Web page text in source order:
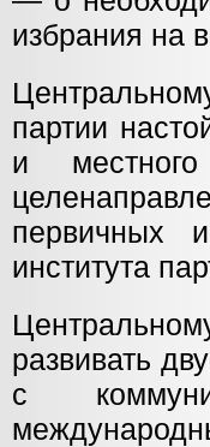
избрания на
партии
и
первичных
института
развивать
с